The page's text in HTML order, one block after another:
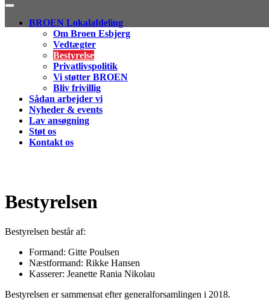
BROEN Lokalafdeling
Om Broen Esbjerg
Vedtægter
Bestyrelse
Privatlivspolitik
Vi støtter BROEN
Bliv frivillig
Sådan arbejder vi
Nyheder & events
Lav ansøgning
Støt os
Kontakt os
Bestyrelsen
Bestyrelsen består af:
Formand: Gitte Poulsen
Næstformand: Rikke Hansen
Kasserer: Jeanette Rania Nikolau
Bestyrelsen er sammensat efter generalforsamlingen i 2018.